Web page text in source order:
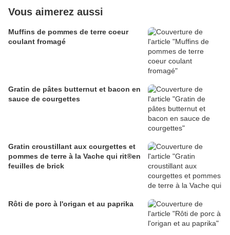
Vous aimerez aussi
Muffins de pommes de terre coeur
coulant fromagé
Gratin de pâtes butternut et bacon en
sauce de courgettes
Gratin croustillant aux courgettes et
pommes de terre à la Vache qui rit®en
feuilles de brick
Rôti de porc à l'origan et au paprika